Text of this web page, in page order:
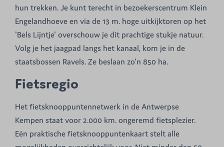
hun trekken. Je kunt terecht in bezoekerscentrum Klein
Engelandhoeve en via de 13 m. hoge uitkijktoren op het
'Bels Lijntje' overschouw je dit prachtige stukje natuur.
Volg je het jaagpad langs het kanaal, kom je in de
staatsbossen Ravels. Ze beslaan zo'n 850 ha.
Fietsregio
Het fietsknooppuntennetwerk in de Antwerpse
Kempen staat voor 2.000 km. ongeremd fietsplezier.
Eén praktische fietsknooppuntenkaart stelt alle